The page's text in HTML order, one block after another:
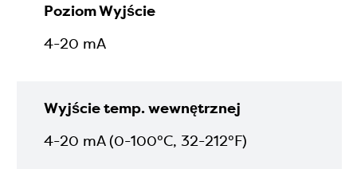
Poziom Wyjście
4-20 mA
Wyjście temp. wewnętrznej
4-20 mA (0-100°C, 32-212°F)